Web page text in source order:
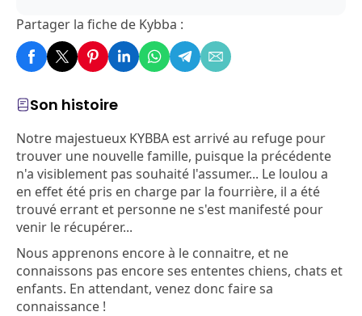
Son histoire
Notre majestueux KYBBA est arrivé au refuge pour
trouver une nouvelle famille, puisque la précédente
n'a visiblement pas souhaité l'assumer... Le loulou a
en effet été pris en charge par la fourrière, il a été
trouvé errant et personne ne s'est manifesté pour
venir le récupérer...
Nous apprenons encore à le connaitre, et ne
connaissons pas encore ses ententes chiens, chats et
enfants. En attendant, venez donc faire sa
connaissance !
Partager la fiche de Kybba :